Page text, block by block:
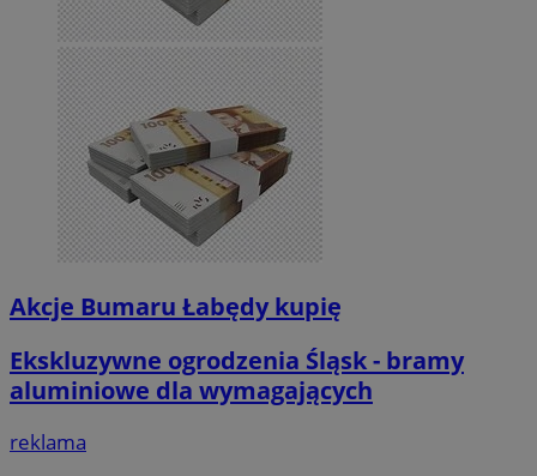
Akcje Bumaru Łabędy kupię
Ekskluzywne ogrodzenia Śląsk - bramy
aluminiowe dla wymagających
reklama